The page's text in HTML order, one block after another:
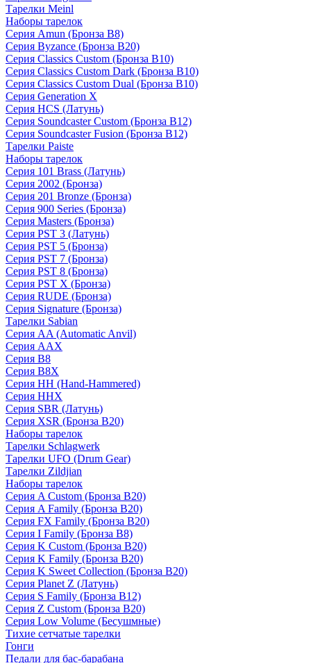
Тарелки Meinl
Наборы тарелок
Серия Amun (Бронза B8)
Серия Byzance (Бронза B20)
Серия Classics Custom (Бронза B10)
Серия Classics Custom Dark (Бронза B10)
Серия Classics Custom Dual (Бронза B10)
Серия Generation X
Серия HCS (Латунь)
Серия Soundcaster Custom (Бронза B12)
Серия Soundcaster Fusion (Бронза B12)
Тарелки Paiste
Наборы тарелок
Серия 101 Brass (Латунь)
Серия 2002 (Бронза)
Серия 201 Bronze (Бронза)
Серия 900 Series (Бронза)
Серия Masters (Бронза)
Серия PST 3 (Латунь)
Серия PST 5 (Бронза)
Серия PST 7 (Бронза)
Серия PST 8 (Бронза)
Серия PST X (Бронза)
Серия RUDE (Бронза)
Серия Signature (Бронза)
Тарелки Sabian
Серия AA (Automatic Anvil)
Серия AAX
Серия B8
Серия B8X
Серия HH (Hand-Hammered)
Серия HHX
Серия SBR (Латунь)
Серия XSR (Бронза B20)
Наборы тарелок
Тарелки Schlagwerk
Тарелки UFO (Drum Gear)
Тарелки Zildjian
Наборы тарелок
Серия A Custom (Бронза B20)
Серия A Family (Бронза B20)
Серия FX Family (Бронза B20)
Серия I Family (Бронза B8)
Серия K Custom (Бронза B20)
Серия K Family (Бронза B20)
Серия K Sweet Collection (Бронза B20)
Серия Planet Z (Латунь)
Серия S Family (Бронза B12)
Серия Z Custom (Бронза B20)
Серия Low Volume (Бесушмные)
Тихие сетчатые тарелки
Гонги
Педали для бас-барабана